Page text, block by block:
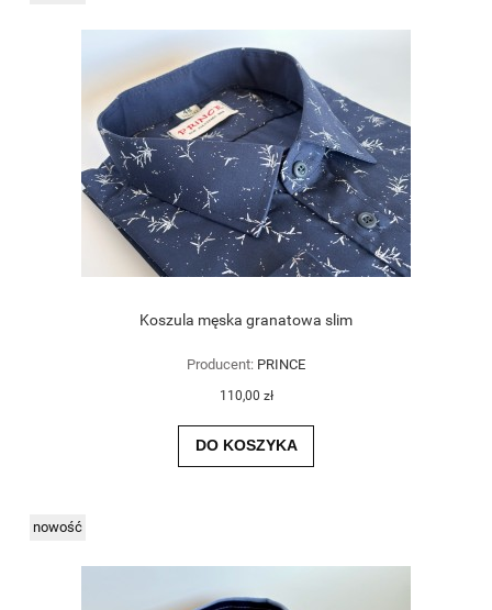
Koszula męska granatowa slim
Producent: PRINCE
110,00 zł
DO KOSZYKA
nowość